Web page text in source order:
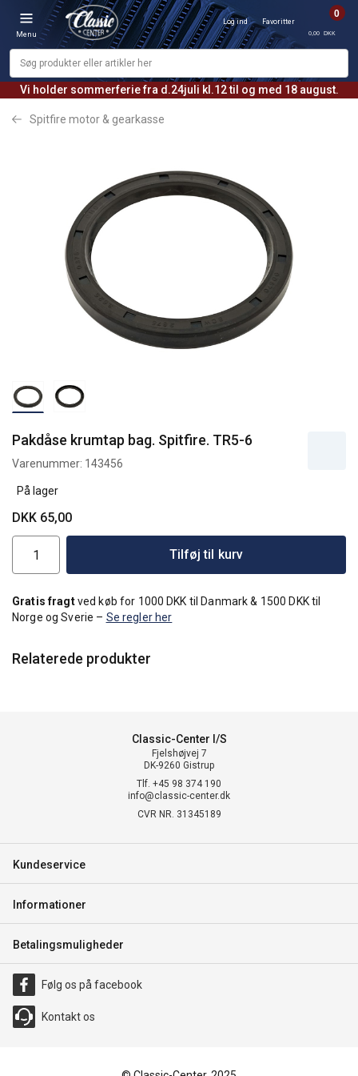
Vi holder sommerferie fra d.24juli kl.12 til og med 18 august.
Menu
Log ind Favoritter
0
0,00 DKK
Spitfire motor & gearkasse
Pakdåse krumtap bag. Spitfire. TR5-6
Varenummer: 143456
På lager
DKK 65,00
Tilføj til kurv
Gratis fragtved køb for 1000 DKK til Danmark & 1500 DKK til
Norge og Sverie – Se regler her
Relaterede produkter
Classic-Center I/S
Fjelshøjvej 7
DK-9260 Gistrup
Tlf. +45 98 374 190
info@classic-center.dk
CVR NR. 31345189
Kundeservice
Informationer
Betalingsmuligheder
Følg os på facebook
Kontakt os